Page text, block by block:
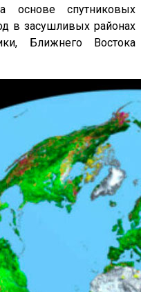
спутниковых
в засушливых районах
Ближнего Востока